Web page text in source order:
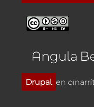
Angula
Drupal en